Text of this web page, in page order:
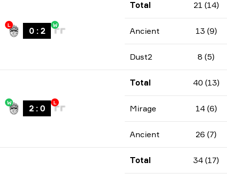
L
0 : 2
W
Total 21 (14)
Ancient 13 (9)
Dust2 8 (5)
W
2: 0
L
Total 40 (13)
Mirage 14 (6)
Ancient 26 (7)
Total 34 (17)